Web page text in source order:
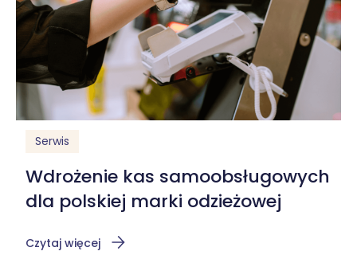
Serwis
Wdrożenie kas samoobsługowych
dla polskiej marki odzieżowej
Czytaj więcej